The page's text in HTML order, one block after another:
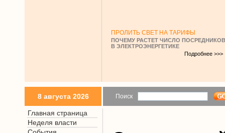
ПРОЛИТЬ СВЕТ НА ТАРИФЫ
ПОЧЕМУ РАСТЕТ ЧИСЛО ПОСРЕДНИКОВ
В ЭЛЕКТРОЭНЕРГЕТИКЕ
Подробнее >>>
8 августа 2026 Поиск
Главная страница
Неделя власти